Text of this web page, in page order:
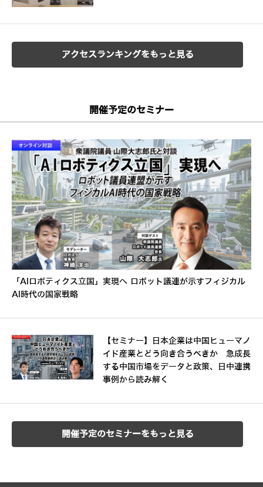
アクセスランキングをもっと見る
開催予定のセミナー
「AIロボティクス立国」実現へ ロボット議連が示すフィジカル
AI時代の国家戦略
【セミナー】日本企業は中国ヒューマノ
イド産業とどう向き合うべきか 急成長
する中国市場をデータと政策、日中連携
事例から読み解く
開催予定のセミナーをもっと見る